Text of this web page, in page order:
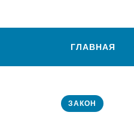
ГЛАВНАЯ
ЗАКОН